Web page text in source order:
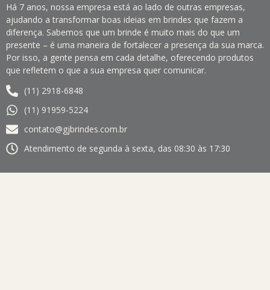
Há 7 anos, nossa empresa está ao lado de outras empresas,
ajudando a transformar boas ideias em brindes que fazem a
diferença. Sabemos que um brinde é muito mais do que um
presente – é uma maneira de fortalecer a presença da sua marca.
Por isso, a gente pensa em cada detalhe, oferecendo produtos
que refletem o que a sua empresa quer comunicar.
(11) 2918-6848
(11) 91959-5224
contato@gjbrindes.com.br
Atendimento de segunda à sexta, das 08:30 às 17:30